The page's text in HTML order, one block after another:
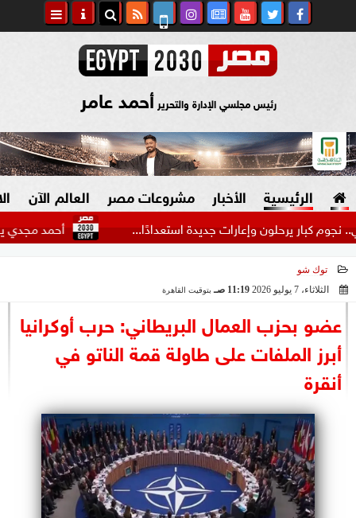
رئيس مجلسي الإدارة والتحرير أحمد عامر
الرئيسية الأخبار
السياسة
الرئاسة
البرلمان
الوزارات
الأحزاب
مشروعات مصر العالم الآن
أحمد مجدي يكشف يرحلون وإعارات جديدة استعدادًا...
توك شو
الثلاثاء، 7 يوليو 2026
11:19 صـ بتوقيت القاهرة
عضو بحزب العمال البريطاني: حرب أوكرانيا
أبرز الملفات على طاولة قمة الناتو في
أنقرة